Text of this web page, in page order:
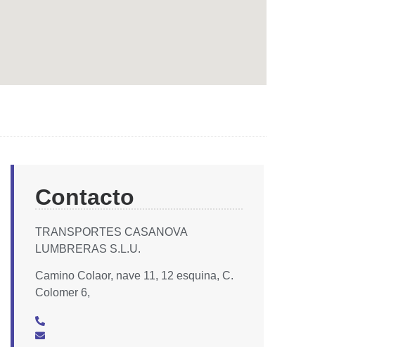
Contacto
TRANSPORTES CASANOVA
LUMBRERAS S.L.U.
Camino Colaor, nave 11, 12 esquina, C.
Colomer 6,